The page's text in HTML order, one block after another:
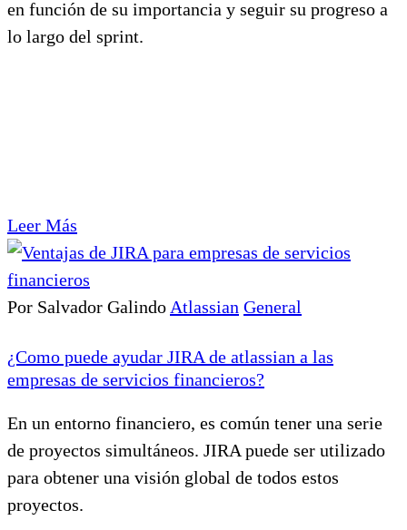
en función de su importancia y seguir su progreso a
lo largo del sprint.
Leer Más
Por Salvador Galindo Atlassian General
¿Como puede ayudar JIRA de atlassian a las
empresas de servicios financieros?
En un entorno financiero, es común tener una serie
de proyectos simultáneos. JIRA puede ser utilizado
para obtener una visión global de todos estos
proyectos.